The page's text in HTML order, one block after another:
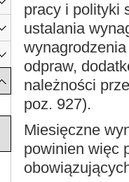
pracy i polityki
ustalania
odpraw,
należności
poz. 927).
Miesięczne
powinien więc